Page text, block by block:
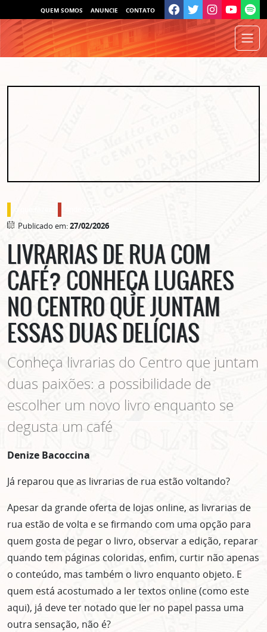
QUEM SOMOS ANUNCIE CONTATO
Publicado em:27/02/2026
LIVRARIAS DE RUA COM
CAFÉ? CONHEÇA LUGARES
NO CENTRO QUE JUNTAM
ESSAS DUAS DELÍCIAS
Conheça livrarias do Centro que juntam
duas paixões: a possibilidade de
escolher um novo livro enquanto se
degusta um café
Denize Bacoccina
Já reparou que as livrarias de rua estão voltando?
Apesar da grande oferta de lojas online, as livrarias de
rua estão de volta e se firmando com uma opção para
quem gosta de pegar o livro, observar a edição, reparar
quando tem páginas coloridas, enfim, curtir não apenas
o conteúdo, mas também o livro enquanto objeto. E
quem está acostumado a ler textos online (como este
aqui), já deve ter notado que ler no papel passa uma
outra sensação, não é?